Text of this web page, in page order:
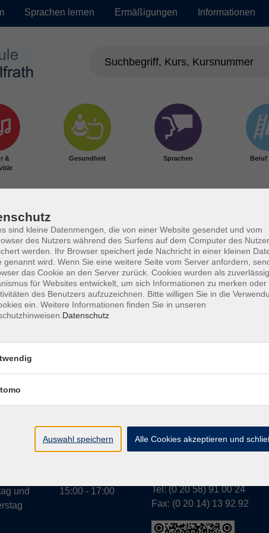
Sprachen lernen Ermäßigungen Informationen
&
Gesundheit Sprachen Beruf
und
15:00 - 17:00
Schulstraße 7
42489 Wülfrath
Tel: (0 20 58) 91 00 24
Fax: (0 20 14) 13 92 92
sind kleine Datenmengen, die von einer Website gesendet und vom
des Nutzers während des Surfens auf dem Computer des
werden. Ihr Browser speichert jede Nachricht in einer kleinen
genannt wird. Wenn Sie eine weitere Seite vom Server anfordern,
das Cookie an den Server zurück. Cookies wurden als
für Websites entwickelt, um sich Informationen zu merken oder
des Benutzers aufzuzeichnen. Bitte willigen Sie in die
ein. Weitere Informationen finden Sie in unseren
Datenschutz
Auswahl speichern Alle Cookies akzeptieren und